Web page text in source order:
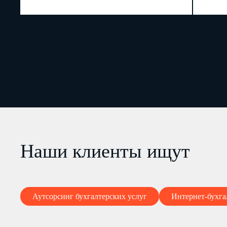
Наши клиенты ищут
Аутсорсинг бухгалтерских услуг Интернет-